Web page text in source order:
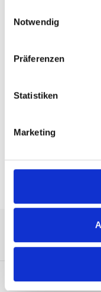
Notwendig
Präferenzen
Statistiken
Marketing
40 QSFP56 ports, 2
Eigenschaften
Service-